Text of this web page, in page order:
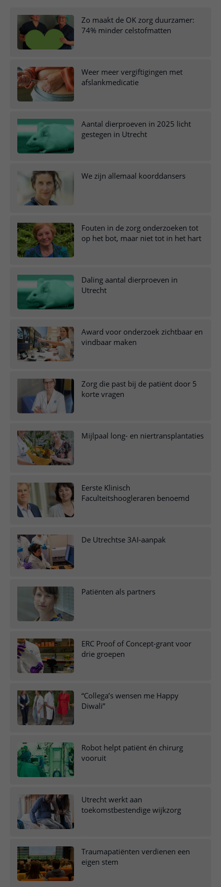
Het Wilhelmina Kinderziekenhuis
Wachttijden
Bezoektijden
Mijn UMC Utrecht patiëntportaal
Bezoekregels
Kwaliteit en veiligheid
Parkeren
Wegwijs in het ziekenhuis
Contact met polikliniek
Contact met verpleegafdeling
Het Wilhelmina Kinderziekenhuis
Teleconsult aanvragen
Diagnostiek aanvragen
Zorgverlenersportaal
Over UMC Utrecht
Research
Werken bij het UMC Utrecht
Zo maakt de OK zorg duurzamer:
74% minder celstofmatten
Weer meer vergiftigingen met
afslankmedicatie
Aantal dierproeven in 2025 licht
gestegen in Utrecht
We zijn allemaal koorddansers
Fouten in de zorg onderzoeken tot
op het bot, maar niet tot in het hart
Daling aantal dierproeven in
Utrecht
Award voor onderzoek zichtbaar en
vindbaar maken
Zorg die past bij de patiënt door 5
korte vragen
Mijlpaal long- en niertransplantaties
Eerste Klinisch
Faculteitshoogleraren benoemd
De Utrechtse 3AI-aanpak
Patiënten als partners
ERC Proof of Concept-grant voor
drie groepen
“Collega’s wensen me Happy
Diwali”
Robot helpt patiënt én chirurg
vooruit
Utrecht werkt aan
toekomstbestendige wijkzorg
Traumapatiënten verdienen een
eigen stem